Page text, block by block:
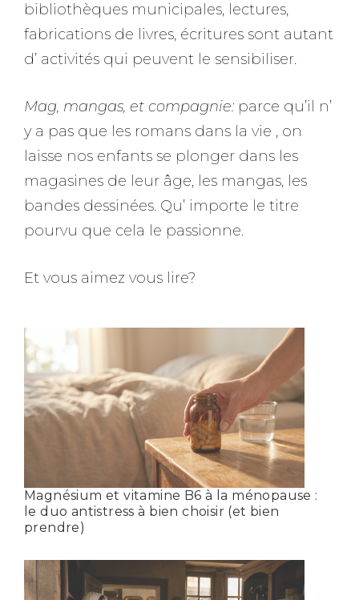
bibliothèques municipales, lectures,
fabrications de livres, écritures sont autant
d’ activités qui peuvent le sensibiliser.
Mag, mangas, et compagnie: parce qu’il n’
y a pas que les romans dans la vie , on
laisse nos enfants se plonger dans les
magasines de leur âge, les mangas, les
bandes dessinées. Qu’ importe le titre
pourvu que cela le passionne.
Et vous aimez vous lire?
Magnésium et vitamine B6 à la ménopause :
le duo antistress à bien choisir (et bien
prendre)